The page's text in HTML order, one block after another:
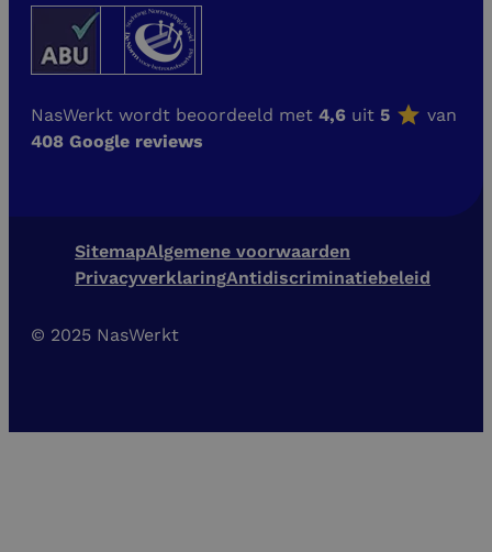
NasWerkt wordt beoordeeld met 4,6 uit 5
van
408 Google reviews
SitemapAlgemene voorwaarden
PrivacyverklaringAntidiscriminatiebeleid
© 2025 NasWerkt